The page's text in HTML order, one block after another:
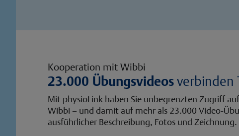
Kooperation mit Wibbi
23.000 Übungsvideosverbinden
Mit physioLink haben Sie unbegrenzten Zugriff
Wibbi – und damit auf mehr als 23.000 Video-
ausführlicher Beschreibung, Fotos und Zeichnung.